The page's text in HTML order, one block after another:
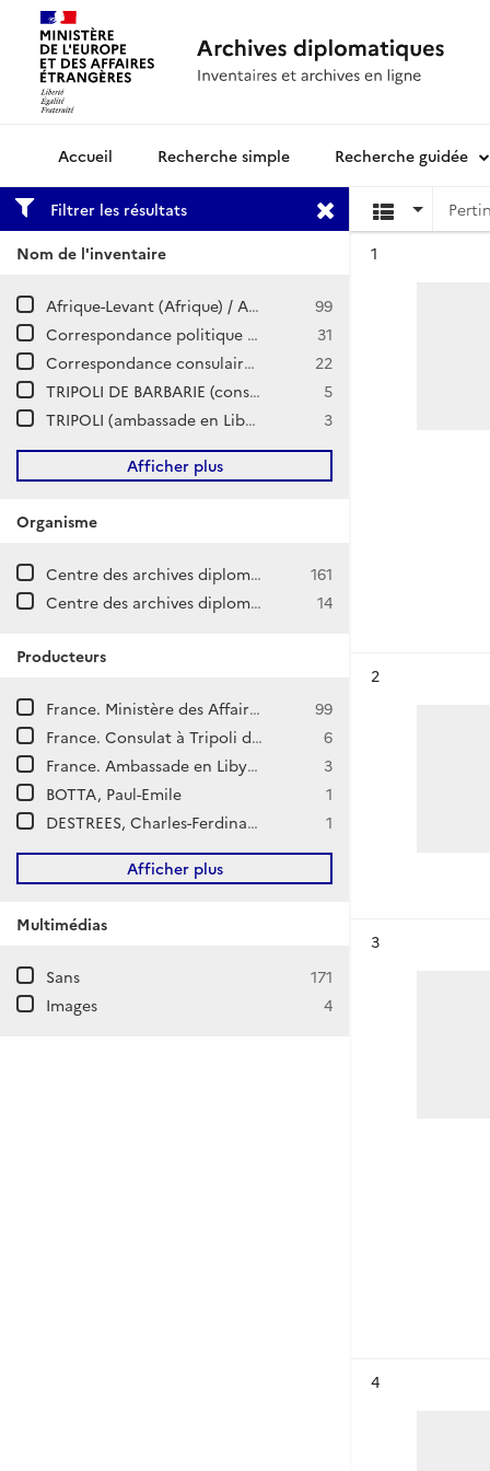
Archives diplomatiquesRecherche simple Recherche guidée
Filtrer les résultats
Nom de l'inventaire
Afrique-Levant (Afrique) / Anciennes colonies italiennes
99
Correspondance politique des consuls / Turquie / Tripoli de Barbarie
31
Correspondance consulaire et commerciale / TRIPOLI de BARBARIE
22
TRIPOLI DE BARBARIE (consulat)
5
TRIPOLI (ambassade en Libye)
3
Afficher plus
Organisme
Centre des archives diplomatiques de La Courneuve
161
Centre des archives diplomatiques de Nantes
14
Producteurs
France. Ministère des Affaires étrangères. Direction générale des Affaires politiques et de Sécurité. Direction d'Afrique et de l'Océan Indien.
99
France. Consulat à Tripoli d'Afrique
6
France. Ambassade en Libye (Tripoli)
3
BOTTA, Paul-Emile
1
DESTREES, Charles-Ferdinand
1
Afficher plus
Multimédias
Sans
171
Images
4
1
2
3
4